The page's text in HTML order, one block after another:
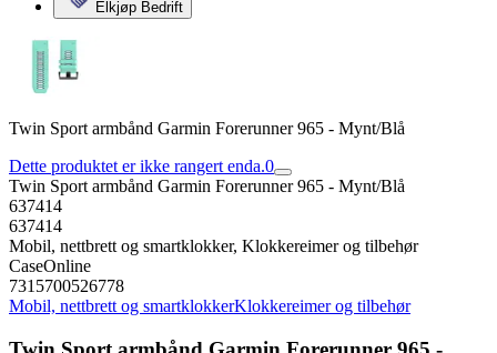
Elkjøp Bedrift
Twin Sport armbånd Garmin Forerunner 965 - Mynt/Blå
Dette produktet er ikke rangert enda.0
Twin Sport armbånd Garmin Forerunner 965 - Mynt/Blå
637414
637414
Mobil, nettbrett og smartklokker, Klokkereimer og tilbehør
CaseOnline
7315700526778
Mobil, nettbrett og smartklokkerKlokkereimer og tilbehør